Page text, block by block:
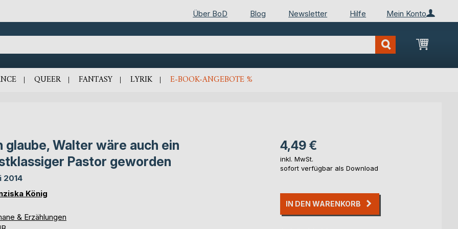
Mein Konto
Über BoD Blog Newsletter Hilfe
Mein
QUEER FANTASY LYRIK E-BOOK-ANGEBOTE %
glaube, Walter wäre auch ein
Pastor geworden
2014
König
& Erzählungen
4,49 €
inkl. MwSt.
sofort verfügbar als Download
IN DEN WARENKORB